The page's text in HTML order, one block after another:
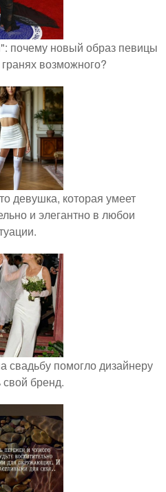
почему новый образ певицы
возможного?
девушка, которая умеет
и элегантно в любои
свадьбу помогло дизайнеру
свой бренд.